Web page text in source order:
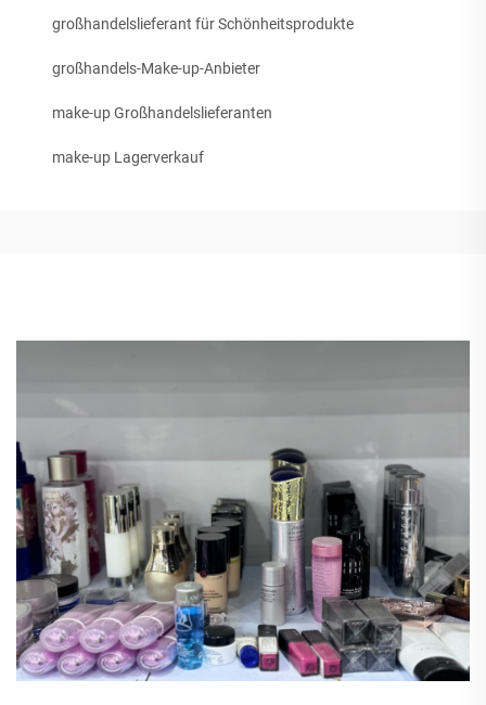
großhandelslieferant für Schönheitsprodukte
großhandels-Make-up-Anbieter
make-up Großhandelslieferanten
make-up Lagerverkauf